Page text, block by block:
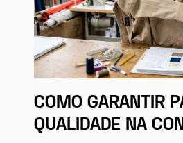
COMO GARANTIR
QUALIDADE NA